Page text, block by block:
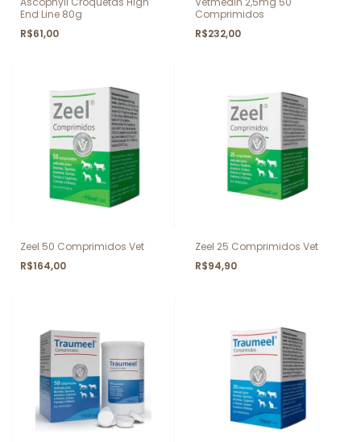
End Line 80g
R$61,00
Comprimidos
R$232,00
Zeel 50 Comprimidos Vet
R$164,00
Zeel 25 Comprimidos Vet
R$94,90